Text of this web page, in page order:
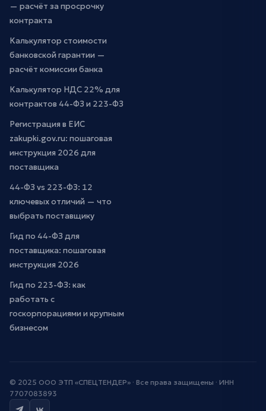
— расчёт за просрочку
контракта
Калькулятор стоимости
банковской гарантии —
расчёт комиссии банка
Калькулятор НДС 22% для
контрактов 44-ФЗ и 223-ФЗ
Регистрация в ЕИС
zakupki.gov.ru: пошаговая
инструкция 2026 для
поставщика
44-ФЗ vs 223-ФЗ: 12
ключевых отличий — что
выбрать поставщику
Гид по 44-ФЗ для
поставщика: пошаговая
инструкция 2026
Гид по 223-ФЗ: как
работать с
госкорпорациями и крупным
бизнесом
© 2025 ООО ЭТП «СПЕЦТЕНДЕР» · Все права защищены · ИНН
7707083893